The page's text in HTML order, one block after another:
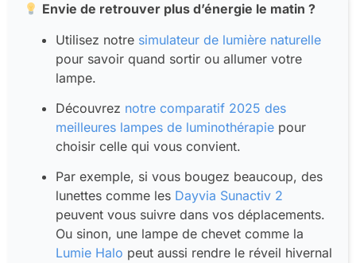
Envie de retrouver plus d’énergie le matin ?
Utilisez notre simulateur de lumière naturelle
pour savoir quand sortir ou allumer votre
lampe.
Découvrez notre comparatif 2025 des
meilleures lampes de luminothérapie pour
choisir celle qui vous convient.
Par exemple, si vous bougez beaucoup, des
lunettes comme les Dayvia Sunactiv 2
peuvent vous suivre dans vos déplacements.
Ou sinon, une lampe de chevet comme la
Lumie Halo peut aussi rendre le réveil hivernal